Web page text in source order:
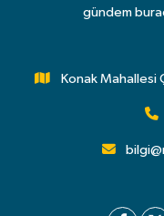
gündem
Konak Mahallesi